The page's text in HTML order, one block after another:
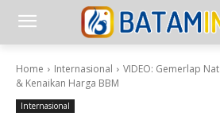
Home Internasional
VIDEO: Gemerlap
& Kenaikan Harga BBM
Internasional